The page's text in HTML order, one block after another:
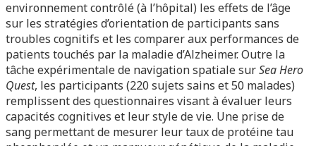
environnement contrôlé (à l’hôpital) les effets de l’âge
sur les stratégies d’orientation de participants sans
troubles cognitifs et les comparer aux performances de
patients touchés par la maladie d’Alzheimer. Outre la
tâche expérimentale de navigation spatiale surSea Hero
Quest, les participants (220 sujets sains et 50 malades)
remplissent des questionnaires visant à évaluer leurs
capacités cognitives et leur style de vie. Une prise de
sang permettant de mesurer leur taux de protéine tau